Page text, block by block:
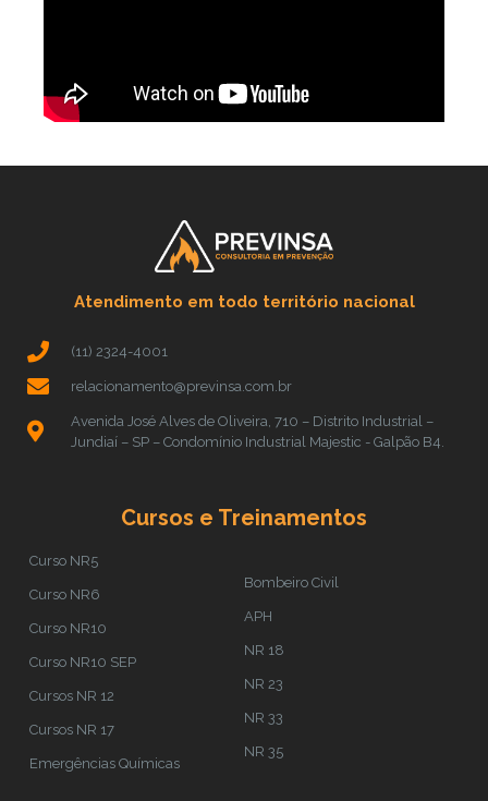
Atendimento em todo território nacional
(11) 2324-4001
relacionamento@previnsa.com.br
Avenida José Alves de Oliveira, 710 – Distrito Industrial –
Jundiaí – SP – Condomínio Industrial Majestic - Galpão B4.
Cursos e Treinamentos
Curso NR5
Curso NR6
Curso NR10
Curso NR10 SEP
Cursos NR 12
Cursos NR 17
Emergências Químicas
Bombeiro Civil
APH
NR 18
NR 23
NR 33
NR 35